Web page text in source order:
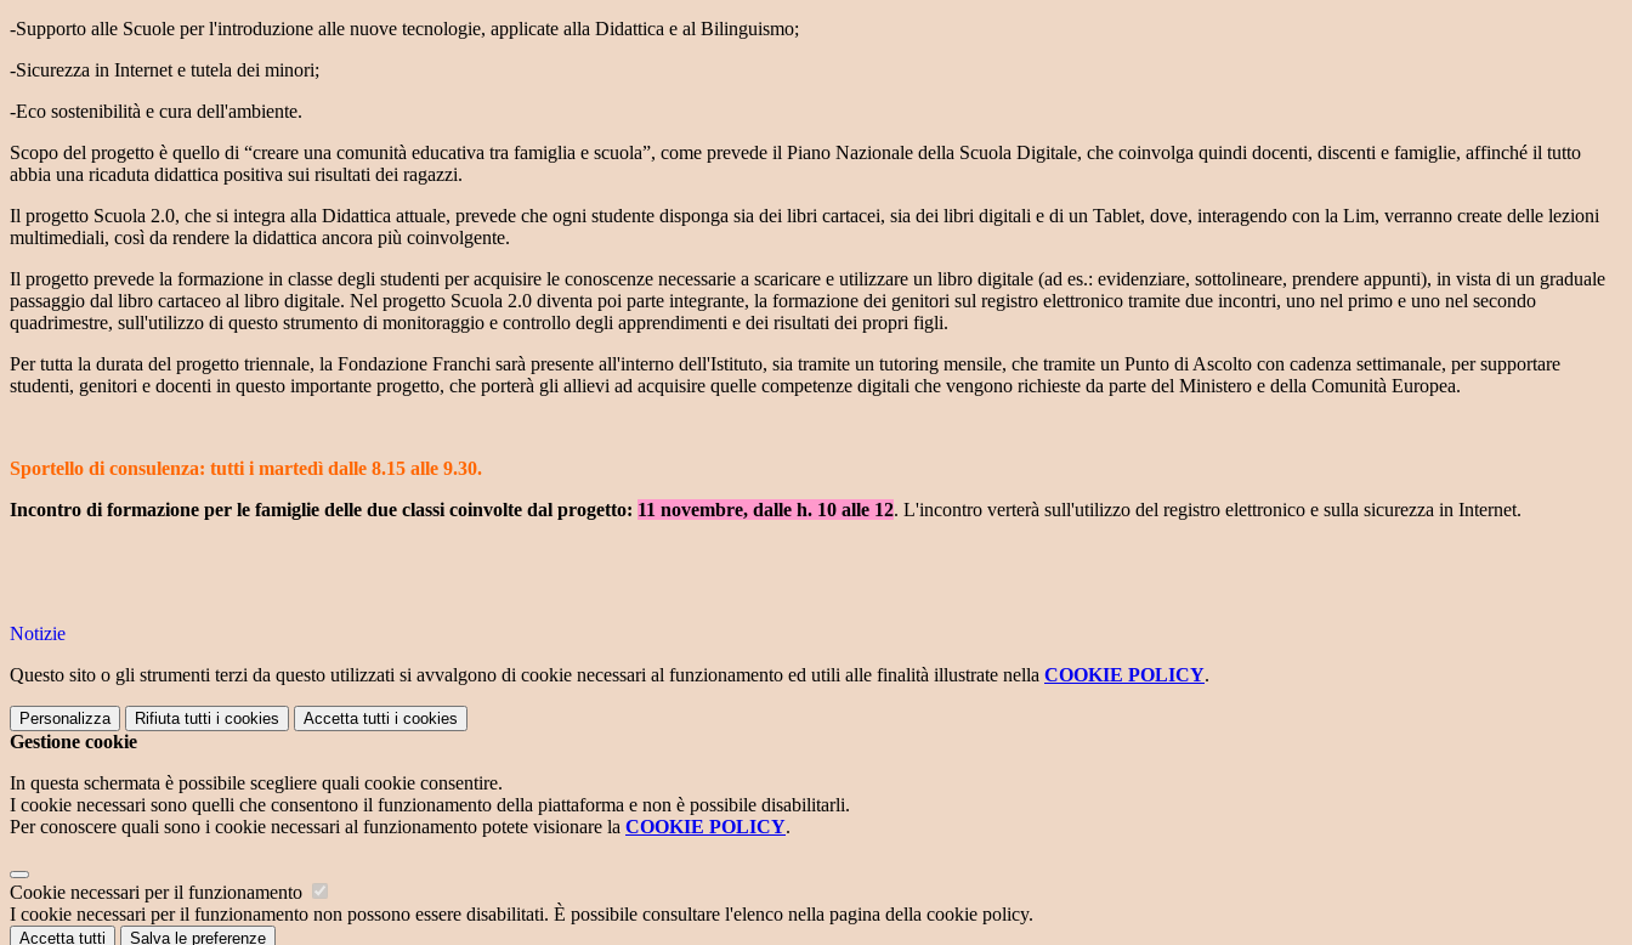
-Supporto alle Scuole per l'introduzione alle nuove tecnologie, applicate alla Didattica e al Bilinguismo;
-Sicurezza in Internet e tutela dei minori;
-Eco sostenibilità e cura dell'ambiente.
Scopo del progetto è quello di “creare una comunità educativa tra famiglia e scuola”, come prevede il Piano Nazionale della Scuola Digitale, che coinvolga quindi docenti, discenti e famiglie, affinché il tutto
abbia una ricaduta didattica positiva sui risultati dei ragazzi.
Il progetto Scuola 2.0, che si integra alla Didattica attuale, prevede che ogni studente disponga sia dei libri cartacei, sia dei libri digitali e di un Tablet, dove, interagendo con la Lim, verranno create delle lezioni
multimediali, così da rendere la didattica ancora più coinvolgente.
Il progetto prevede la formazione in classe degli studenti per acquisire le conoscenze necessarie a scaricare e utilizzare un libro digitale (ad es.: evidenziare, sottolineare, prendere appunti), in vista di un graduale
passaggio dal libro cartaceo al libro digitale. Nel progetto Scuola 2.0 diventa poi parte integrante, la formazione dei genitori sul registro elettronico tramite due incontri, uno nel primo e uno nel secondo
quadrimestre, sull'utilizzo di questo strumento di monitoraggio e controllo degli apprendimenti e dei risultati dei propri figli.
Per tutta la durata del progetto triennale, la Fondazione Franchi sarà presente all'interno dell'Istituto, sia tramite un tutoring mensile, che tramite un Punto di Ascolto con cadenza settimanale, per supportare
studenti, genitori e docenti in questo importante progetto, che porterà gli allievi ad acquisire quelle competenze digitali che vengono richieste da parte del Ministero e della Comunità Europea.
Sportello di consulenza: tutti i martedì dalle 8.15 alle 9.30.
Incontro di formazione per le famiglie delle due classi coinvolte dal progetto: 11 novembre, dalle h. 10 alle 12. L'incontro verterà sull'utilizzo del registro elettronico e sulla sicurezza in Internet.
Notizie
Questo sito o gli strumenti terzi da questo utilizzati si avvalgono di cookie necessari al funzionamento ed utili alle finalità illustrate nella COOKIE POLICY.
Personalizza Rifiuta tutti i cookies Accetta tutti i cookies
Gestione cookie
In questa schermata è possibile scegliere quali cookie consentire.
I cookie necessari sono quelli che consentono il funzionamento della piattaforma e non è possibile disabilitarli.
Per conoscere quali sono i cookie necessari al funzionamento potete visionare la COOKIE POLICY.
Cookie necessari per il funzionamento
I cookie necessari per il funzionamento non possono essere disabilitati. È possibile consultare l'elenco nella pagina della cookie policy.
Accetta tutti Salva le preferenze